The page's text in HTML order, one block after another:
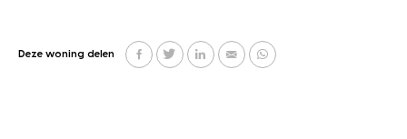
Deze woning delen